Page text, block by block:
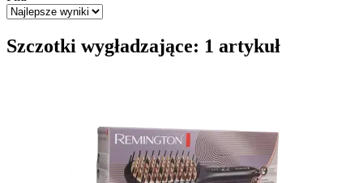
Szczotki wygładzające: 1 artykuł